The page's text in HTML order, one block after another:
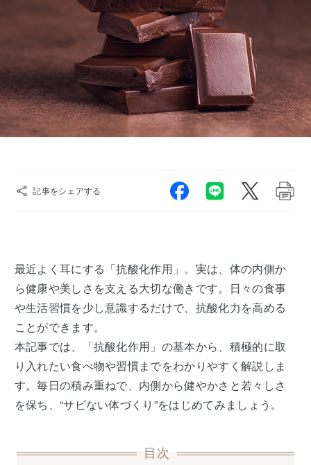
記事をシェアする
最近よく耳にする「抗酸化作用」。実は、体の内側か
ら健康や美しさを支える大切な働きです。日々の食事
や生活習慣を少し意識するだけで、抗酸化力を高める
ことができます。
本記事では、「抗酸化作用」の基本から、積極的に取
り入れたい食べ物や習慣までをわかりやすく解説しま
す。毎日の積み重ねで、内側から健やかさと若々しさ
を保ち、“サビない体づくり”をはじめてみましょう。
目次